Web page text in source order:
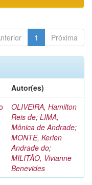
1 Próxima
Autor(es)
OLIVEIRA, Hamilton
Reis de; LIMA,
Mônica de Andrade;
MONTE, Kerlen
Andrade do;
MILITÃO, Vivianne
Benevides